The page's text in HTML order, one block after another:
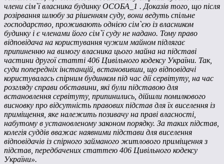
члени сім`ї власника будинку ОСОБА_1 . Доказів того, що після
розірвання шлюбу за рішенням суду, вони ведуть спільне
господарство, проживають однією сім`єю із власником
будинку і є членами його сім`ї суду не надано. Тому право
відповідача на користування чужим майном підлягає
припиненню на вимогу власника цього майна на підставі
частини другої статті 406 Цивільного кодексу України. Так,
суди попередніх інстанцій, встановивши, що відповідачі
користувалась спірним будинком під час дії сервітуту, на час
розгляду справи обставини, які були підставою для
встановлення сервітуту, припинились, дійшли помилкового
висновку про відсутність правових підстав для їх виселення із
приміщення, яке належить позивачу на праві власності,
набутому в установленому законом порядку. За таких підстав,
колегія суддів вважає наявними підстави для виселення
відповідачів із спірного займаного житлового приміщення з
підстав, передбачених статтею 406 Цивільного кодексу
України».